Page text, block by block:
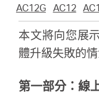
AC12G
AC12
本文將向您展
體升級失敗的情
第一部分：線